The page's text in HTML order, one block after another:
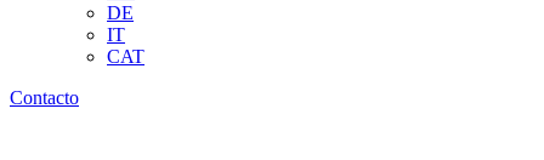
DE
IT
CAT
Contacto